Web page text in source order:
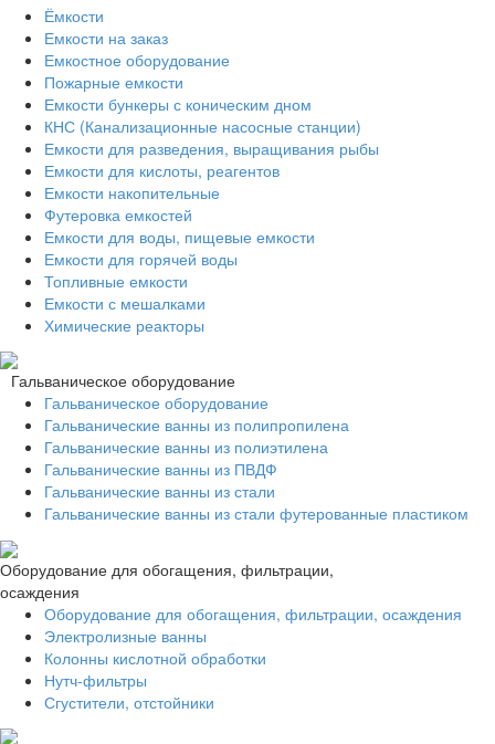
Ёмкости
Емкости на заказ
Емкостное оборудование
Пожарные емкости
Емкости бункеры с коническим дном
КНС (Канализационные насосные станции)
Емкости для разведения, выращивания рыбы
Емкости для кислоты, реагентов
Емкости накопительные
Футеровка емкостей
Емкости для воды, пищевые емкости
Емкости для горячей воды
Топливные емкости
Емкости с мешалками
Химические реакторы
Гальваническое оборудование
Гальваническое оборудование
Гальванические ванны из полипропилена
Гальванические ванны из полиэтилена
Гальванические ванны из ПВДФ
Гальванические ванны из стали
Гальванические ванны из стали футерованные пластиком
Оборудование для обогащения, фильтрации,
осаждения
Оборудование для обогащения, фильтрации, осаждения
Электролизные ванны
Колонны кислотной обработки
Нутч-фильтры
Сгустители, отстойники